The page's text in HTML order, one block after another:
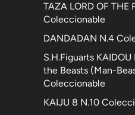
TAZA LORD OF THE
Coleccionable
DANDADAN N.4
S.H.Figuarts
the Beasts (Man-
Coleccionable
KAIJU 8 N.10